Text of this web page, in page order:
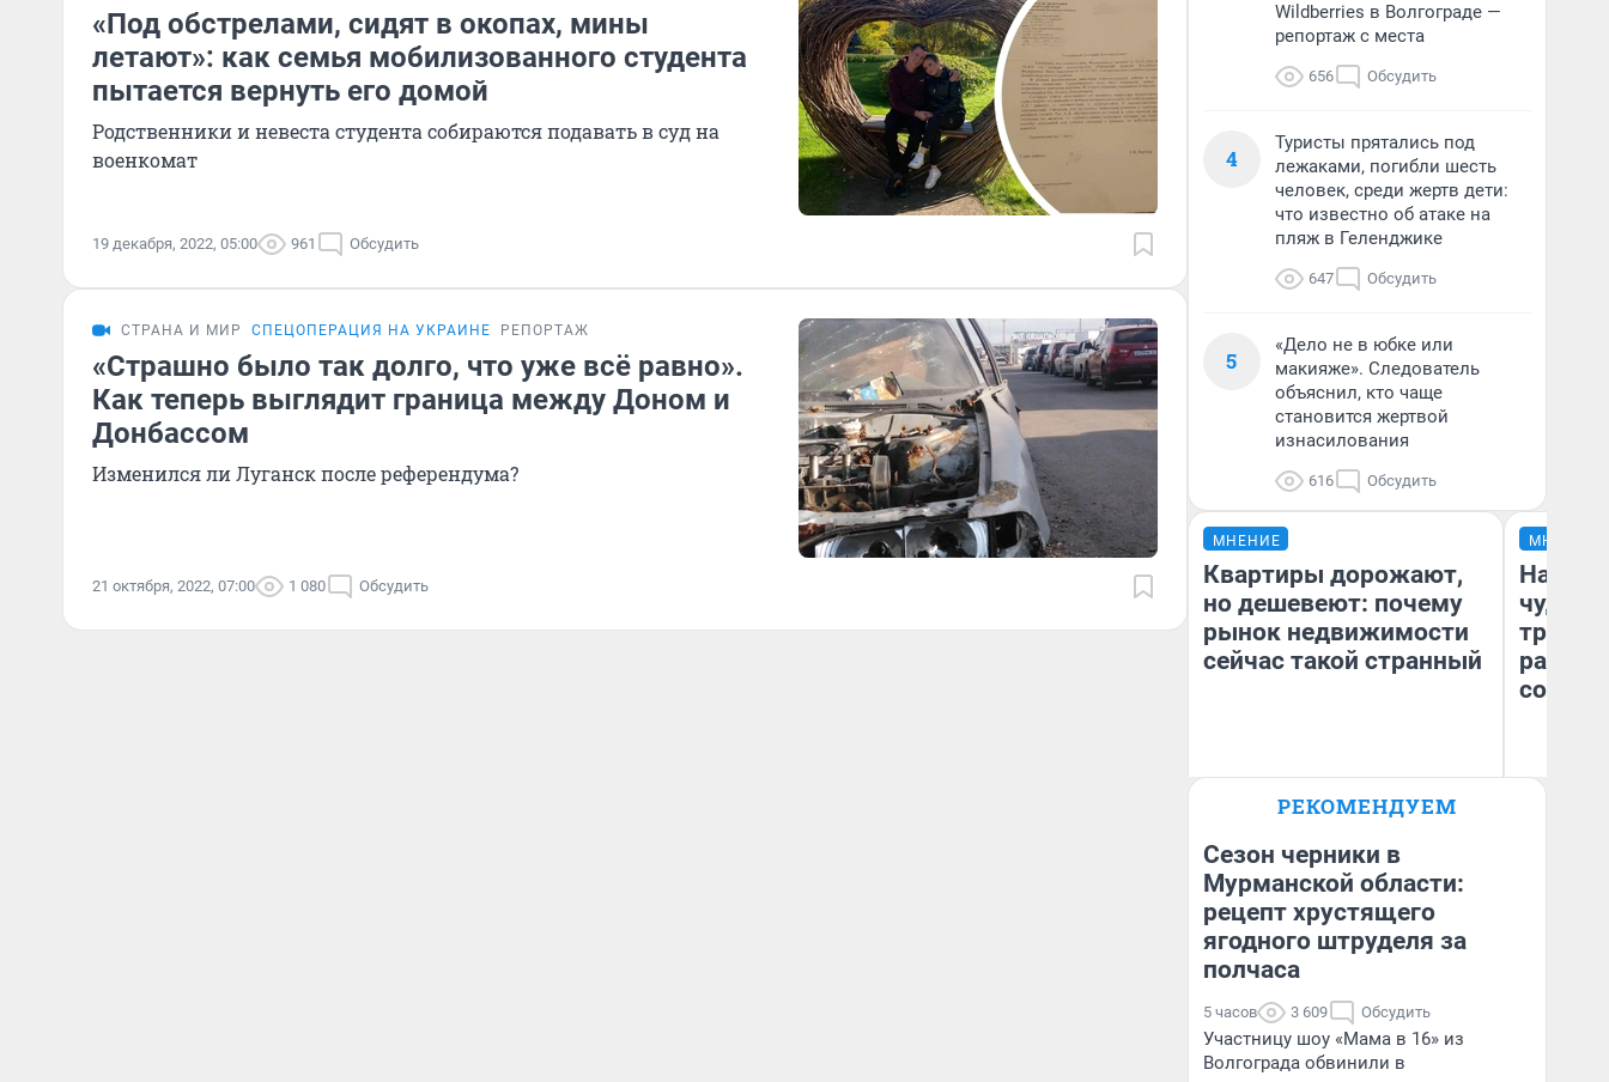
«Под обстрелами, сидят в окопах, мины
летают»: как семья мобилизованного студента
пытается вернуть его домой
Родственники и невеста студента собираются подавать в суд на
военкомат
19 декабря, 2022, 05:00 961 Обсудить
СТРАНА И МИР СПЕЦОПЕРАЦИЯ НА УКРАИНЕ РЕПОРТАЖ
«Страшно было так долго, что уже всё равно».
Как теперь выглядит граница между Доном и
Донбассом
Изменился ли Луганск после референдума?
21 октября, 2022, 07:00 1 080 Обсудить
Wildberries в Волгограде —
репортаж с места
656 Обсудить
4
Туристы прятались под
лежаками, погибли шесть
человек, среди жертв дети:
что известно об атаке на
пляж в Геленджике
647 Обсудить
5
«Дело не в юбке или
макияже». Следователь
объяснил, кто чаще
становится жертвой
изнасилования
616 Обсудить
МНЕНИЕ
Квартиры дорожают,
но дешевеют: почему
рынок недвижимости
сейчас такой странный
Екатерина Торопова
недвижимости
МНЕНИЕ
чудом
РЕКОМЕНДУЕМ
Сезон черники в
Мурманской области:
рецепт хрустящего
ягодного штруделя за
полчаса
5 часов 3 609 Обсудить
Участницу шоу «Мама в 16» из
Волгограда обвинили в